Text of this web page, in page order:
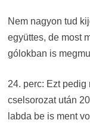
Nem nagyon tud
együttes, de most
gólokban is
24. perc: Ezt
cselsorozat után
labda be is ment